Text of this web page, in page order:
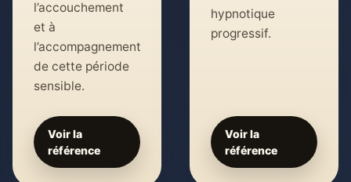
l’accouchement
et à
l’accompagnement
de cette période
sensible.
Voir la
référence
hypnotique
progressif.
Voir la
référence